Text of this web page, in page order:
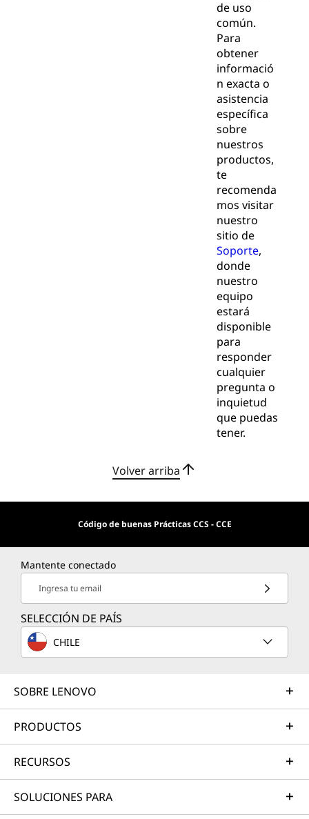
de uso
común.
Para
obtener
informació
n exacta o
asistencia
específica
sobre
nuestros
productos,
te
recomenda
mos visitar
nuestro
sitio de
Soporte,
donde
nuestro
equipo
estará
disponible
para
responder
cualquier
pregunta o
inquietud
que puedas
tener.
Volver arriba
Código de buenas Prácticas CCS - CCE
Mantente conectado
Ingresa tu email
SELECCIÓN DE PAÍS
CHILE
SOBRE LENOVO
PRODUCTOS
RECURSOS
SOLUCIONES PARA